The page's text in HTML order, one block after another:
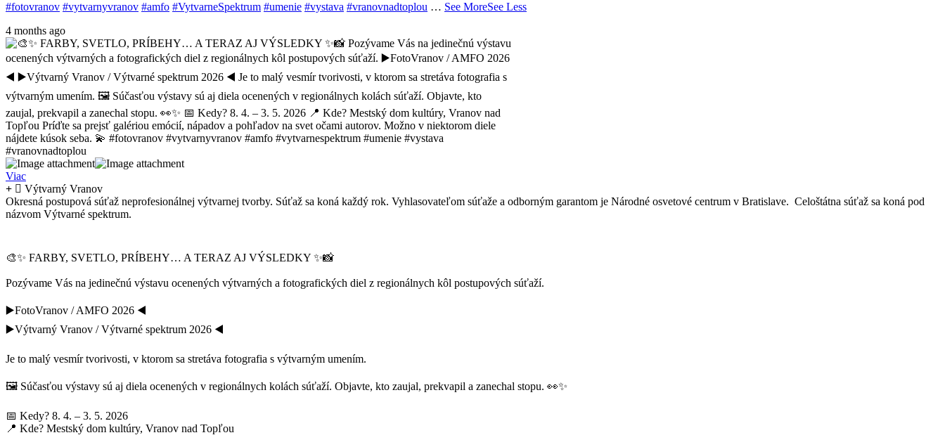
#fotovranov #vytvarnyvranov #amfo #VytvarneSpektrum #umenie #vystava #vranovnadtoplou … See MoreSee Less
4 months ago
Viac
Výtvarný Vranov
Okresná postupová súťaž neprofesionálnej výtvarnej tvorby. Súťaž sa koná každý rok. Vyhlasovateľom súťaže a odborným garantom je Národné osvetové centrum v Bratislave. Celoštátna súťaž sa koná pod
názvom Výtvarné spektrum.
🎨✨ FARBY, SVETLO, PRÍBEHY… A TERAZ AJ VÝSLEDKY ✨📸
Pozývame Vás na jedinečnú výstavu ocenených výtvarných a fotografických diel z regionálnych kôl postupových súťaží.
▶️FotoVranov / AMFO 2026 ◀️
▶️Výtvarný Vranov / Výtvarné spektrum 2026 ◀️
Je to malý vesmír tvorivosti, v ktorom sa stretáva fotografia s výtvarným umením.
🖼️ Súčasťou výstavy sú aj diela ocenených v regionálnych kolách súťaží. Objavte, kto zaujal, prekvapil a zanechal stopu. 👀✨
📅 Kedy? 8. 4. – 3. 5. 2026
📍 Kde? Mestský dom kultúry, Vranov nad Topľou